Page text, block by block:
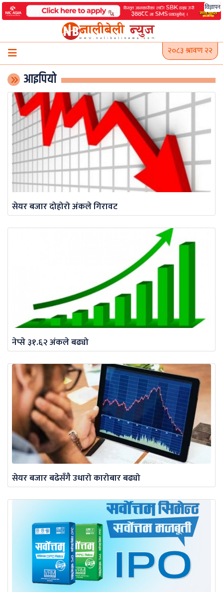
Skip
to
विज्ञापन
२०८३ श्रावण २२
आइपियो
सेयर बजार दोहोरो अंकले गिरावट
नेप्से ३१.६२ अंकले बढ्यो
सेयर बजार बढेसँगै उधारो कारोबार बढ्यो